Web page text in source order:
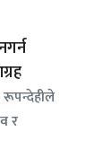
रूपन्देहीले
र